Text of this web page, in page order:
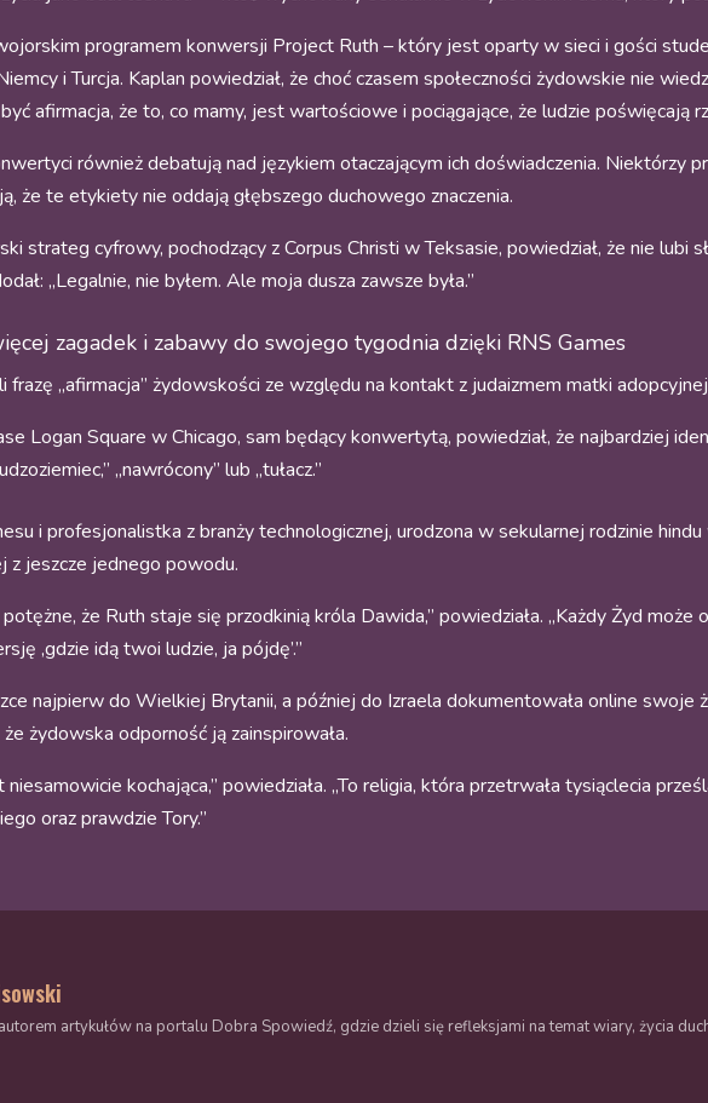
programem konwersji Project Ruth – który jest oparty w sieci i gości
i Turcja. Kaplan powiedział, że choć czasem społeczności żydowskie nie
afirmacja, że to, co mamy, jest wartościowe i pociągające, że ludzie poświęcają
również debatują nad językiem otaczającym ich doświadczenia. Niektórzy
że te etykiety nie oddają głębszego duchowego znaczenia.
strateg cyfrowy, pochodzący z Corpus Christi w Teksasie, powiedział, że nie lubi
„Legalnie, nie byłem. Ale moja dusza zawsze była.”
zagadek i zabawy do swojego tygodnia dzięki RNS Games
frazę „afirmacja” żydowskości ze względu na kontakt z judaizmem matki
Logan Square w Chicago, sam będący konwertytą, powiedział, że najbardziej
„nawrócony” lub „tułacz.”
i profesjonalistka z branży technologicznej, urodzona w sekularnej rodzinie
z jeszcze jednego powodu.
że Ruth staje się przodkinią króla Dawida,” powiedziała. „Każdy Żyd
‚gdzie idą twoi ludzie, ja pójdę’.”
najpierw do Wielkiej Brytanii, a później do Izraela dokumentowała online swoje
żydowska odporność ją zainspirowała.
kochająca,” powiedziała. „To religia, która przetrwała tysiąclecia
oraz prawdzie Tory.”
artykułów na portalu Dobra Spowiedź, gdzie dzieli się refleksjami na temat wiary, życia